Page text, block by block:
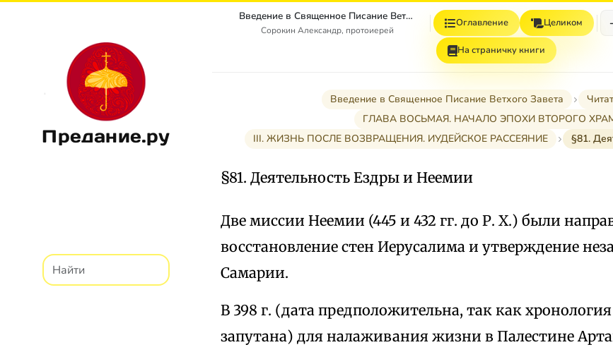
Предание.ру
Введение в Священное Писание Ветхого Завета
Сорокин Александр, протоиерей
Оглавление Целиком
На страничку книги
Введение в Священное Писание Ветхого Завета
ГЛАВА ВОСЬМАЯ. НАЧАЛО ЭПОХИ ВТОРОГО
III. ЖИЗНЬ ПОСЛЕ ВОЗВРАЩЕНИЯ. ИУДЕЙСКОЕ РАССЕЯНИЕ
§81.
§81. Деятельность Ездры и Неемии
Две миссии Неемии (445 и 432 гг. до Р. X.) были
восстановление стен Иерусалима и утверждение
Самарии.
В 398 г. (дата предположительна, так как
запутана) для налаживания жизни в Палестине